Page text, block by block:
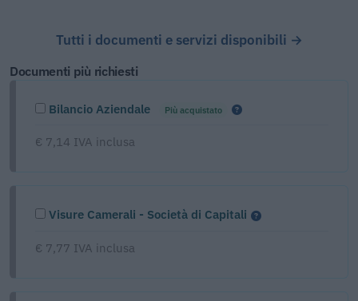
Tutti i documenti e servizi disponibili →
Documenti più richiesti
Bilancio Aziendale Più acquistato
€ 7,14 IVA inclusa
Visure Camerali - Società di Capitali
€ 7,77 IVA inclusa